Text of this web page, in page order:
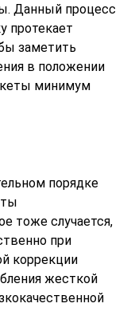
Данный процесс
протекает
заметить
в положении
минимум
порядке
тоже случается,
при
коррекции
жесткой